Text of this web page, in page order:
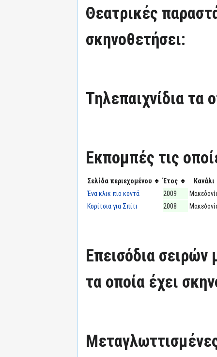
Θεατρικές
σκηνοθετήσει:
Τηλεπαιχνίδια τα
Εκπομπές τις
Σελίδα περιεχομένου Έτος
Κανάλι
Ένα κλικ πιο κοντά
2009
Κορίτσια για Σπίτι
2008
Επεισόδια
τα οποία έχει